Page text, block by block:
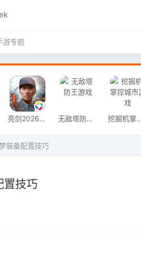
游专题
亮剑2026官方版 无敌塔防王游戏 挖掘机掌控城市游戏
装备配置技巧
置技巧